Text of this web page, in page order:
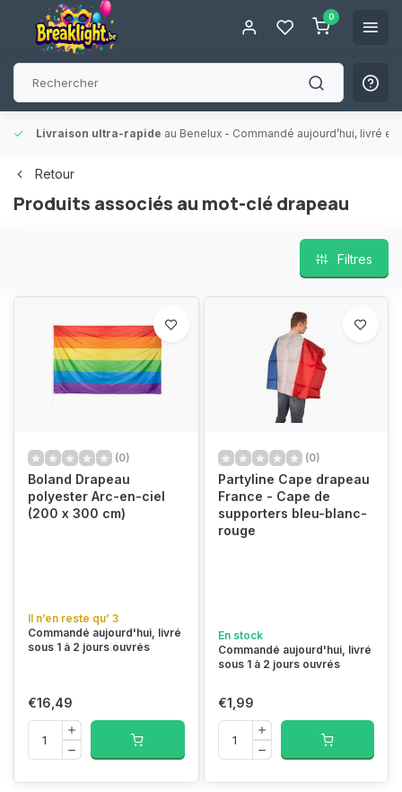
0
Livraison ultra-rapide au Benelux - Commandé aujourd’hui, livré
Retour
Produits associés au mot-clé drapeau
Filtres
(0)
Boland Drapeau
polyester Arc-en-ciel
(200 x 300 cm)
Il n’en reste qu’ 3
Commandé aujourd'hui, livré
sous 1 à 2 jours ouvrés
€16,49
(0)
Partyline Cape drapeau
France - Cape de
supporters bleu-blanc-
rouge
En stock
Commandé aujourd'hui, livré
sous 1 à 2 jours ouvrés
€1,99